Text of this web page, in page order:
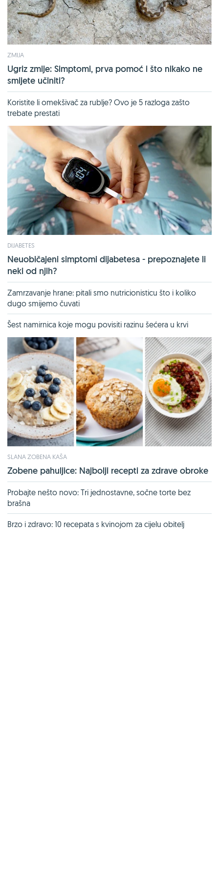
ZMIJA
Ugriz zmije: Simptomi, prva pomoć i što nikako ne
smijete učiniti?
Koristite li omekšivač za rublje? Ovo je 5 razloga zašto
trebate prestati
DIJABETES
Neuobičajeni simptomi dijabetesa - prepoznajete li
neki od njih?
Zamrzavanje hrane: pitali smo nutricionisticu što i koliko
dugo smijemo čuvati
Šest namirnica koje mogu povisiti razinu šećera u krvi
SLANA ZOBENA KAŠA
Zobene pahuljice: Najbolji recepti za zdrave obroke
Probajte nešto novo: Tri jednostavne, sočne torte bez
brašna
Brzo i zdravo: 10 recepata s kvinojom za cijelu obitelj